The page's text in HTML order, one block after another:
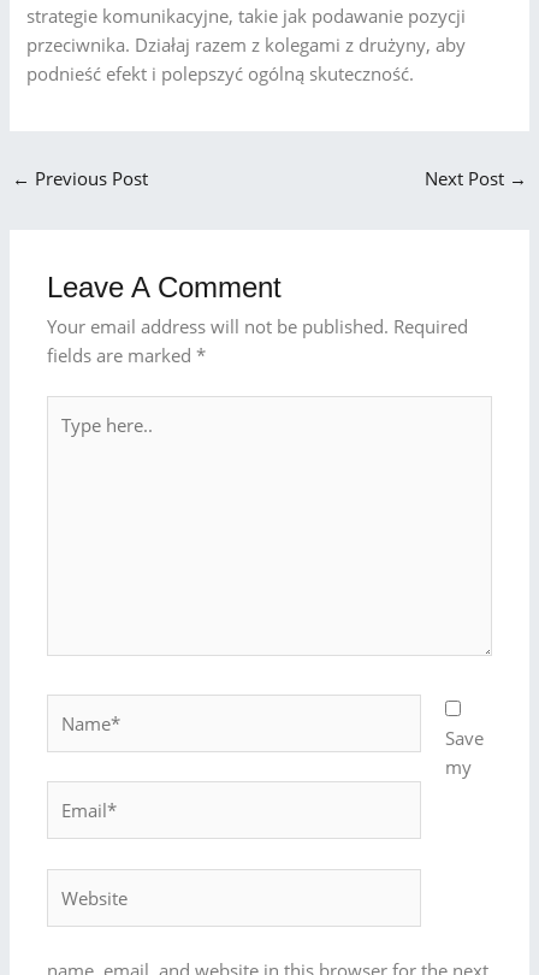
strategie komunikacyjne, takie jak podawanie pozycji
przeciwnika. Działaj razem z kolegami z drużyny, aby
podnieść efekt i polepszyć ogólną skuteczność.
← Previous Post Next Post →
Leave A Comment
Your email address will not be published. Required
fields are marked*
here..
Save
my